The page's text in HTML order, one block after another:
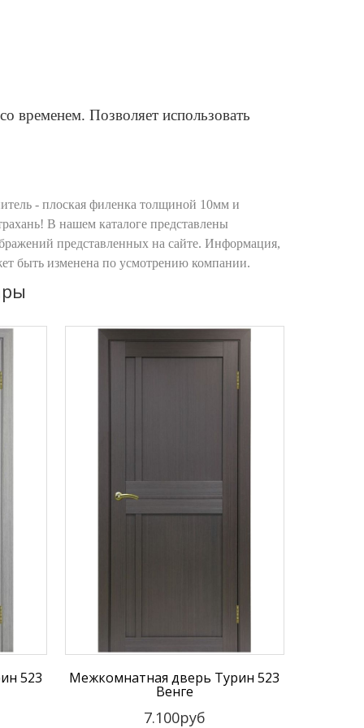
временем. Позволяет использовать
- плоская филенка толщиной 10мм и
В нашем каталоге представлены
представленных на сайте. Информация,
быть изменена по усмотрению компании.
523 Межкомнатная дверь Турин 523
Венге
7.100руб